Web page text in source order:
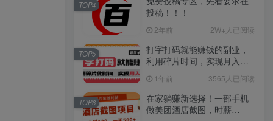
投稿！！！
2年前 2W+人已阅读
TOP4
打字打码就能赚钱的副业，
利用碎片时间，实现月入过
1年前 3565人已阅读
TOP5
在家躺赚新选择！一部手机
做美团酒店截图，时薪
TOP6